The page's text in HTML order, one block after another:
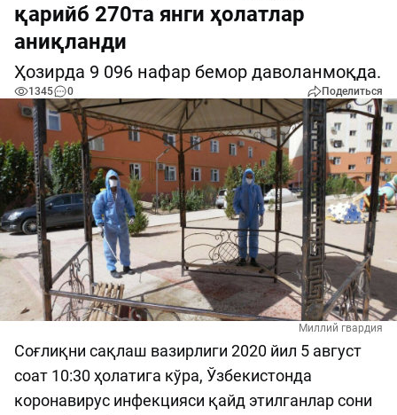
қарийб 270та янги ҳолатлар
аниқланди
Ҳозирда 9 096 нафар бемор даволанмоқда.
1345 0 Поделиться
Миллий гвардия
Соғлиқни сақлаш вазирлиги 2020 йил 5 август
соат 10:30 ҳолатига кўра, Ўзбекистонда
коронавирус инфекцияси қайд этилганлар сони